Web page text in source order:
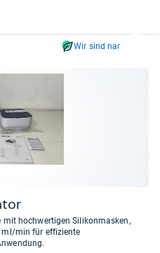
lassen
Wir sind nachhaltig
mit hochwertigen Silikonmasken,
ml/min für effiziente